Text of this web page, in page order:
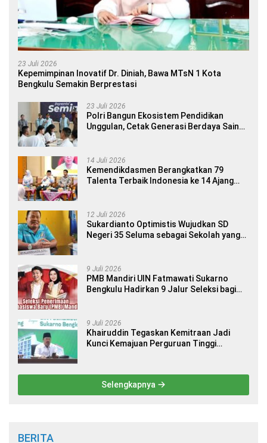
23 Juli 2026
Kepemimpinan Inovatif Dr. Diniah, Bawa MTsN 1 Kota
Bengkulu Semakin Berprestasi
23 Juli 2026
Polri Bangun Ekosistem Pendidikan
Unggulan, Cetak Generasi Berdaya Saing
14 Juli 2026
Kemendikdasmen Berangkatkan 79
Talenta Terbaik Indonesia ke 14 Ajang
12 Juli 2026
Sukardianto Optimistis Wujudkan SD
Negeri 35 Seluma sebagai Sekolah yang
9 Juli 2026
PMB Mandiri UIN Fatmawati Sukarno
Bengkulu Hadirkan 9 Jalur Seleksi bagi
9 Juli 2026
Khairuddin Tegaskan Kemitraan Jadi
Kunci Kemajuan Perguruan Tinggi
Selengkapnya
BERITA